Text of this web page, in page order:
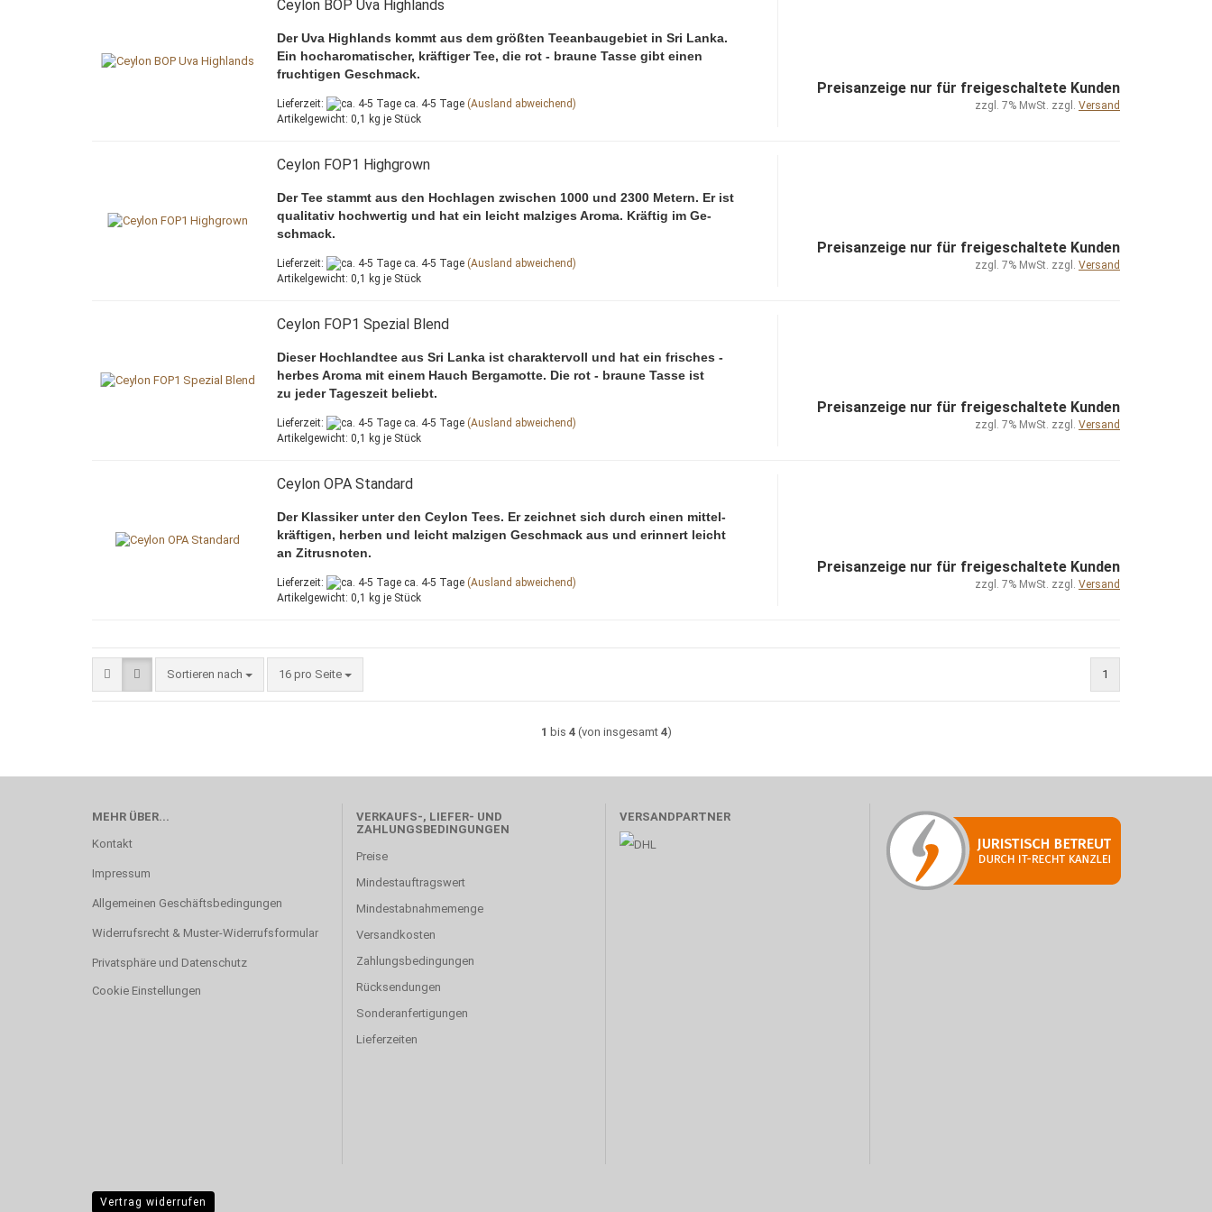
Ceylon BOP Uva Highlands
Der Uva Highlands kommt aus dem größten Teeanbaugebiet in Sri Lanka.
Ein hocharomatischer, kräftiger Tee, die rot - braune Tasse gibt einen
fruchtigen Geschmack.
Lieferzeit: ca. 4-5 Tage (Ausland abweichend)
Artikelgewicht: 0,1 kg je Stück
Preisanzeige nur für freigeschaltete Kunden
zzgl. 7% MwSt. zzgl. Versand
Ceylon FOP1 Highgrown
Der Tee stammt aus den Hochlagen zwischen 1000 und 2300 Metern. Er ist
qualitativ hochwertig und hat ein leicht malziges Aroma. Kräftig im Ge-
schmack.
Lieferzeit: ca. 4-5 Tage (Ausland abweichend)
Artikelgewicht: 0,1 kg je Stück
Preisanzeige nur für freigeschaltete Kunden
zzgl. 7% MwSt. zzgl. Versand
Ceylon FOP1 Spezial Blend
Dieser Hochlandtee aus Sri Lanka ist charaktervoll und hat ein frisches -
herbes Aroma mit einem Hauch Bergamotte. Die rot - braune Tasse ist
zu jeder Tageszeit beliebt.
Lieferzeit: ca. 4-5 Tage (Ausland abweichend)
Artikelgewicht: 0,1 kg je Stück
Preisanzeige nur für freigeschaltete Kunden
zzgl. 7% MwSt. zzgl. Versand
Ceylon OPA Standard
Der Klassiker unter den Ceylon Tees. Er zeichnet sich durch einen mittel-
kräftigen, herben und leicht malzigen Geschmack aus und erinnert leicht
an Zitrusnoten.
Lieferzeit: ca. 4-5 Tage (Ausland abweichend)
Artikelgewicht: 0,1 kg je Stück
Preisanzeige nur für freigeschaltete Kunden
zzgl. 7% MwSt. zzgl. Versand
Sortieren nach
Sortieren nach 16 pro Seite
pro Seite 1
1 bis 4(von insgesamt 4)
MEHR ÜBER...
Kontakt
Impressum
Allgemeinen Geschäftsbedingungen
Widerrufsrecht & Muster-Widerrufsformular
Privatsphäre und Datenschutz
Cookie Einstellungen
VERKAUFS-, LIEFER- UND
ZAHLUNGSBEDINGUNGEN
Preise
Mindestauftragswert
Mindestabnahmemenge
Versandkosten
Zahlungsbedingungen
Rücksendungen
Sonderanfertigungen
Lieferzeiten
VERSANDPARTNER
Vertrag widerrufen